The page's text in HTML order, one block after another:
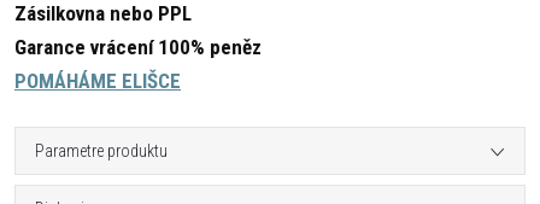
Zásilkovna nebo PPL
Garance vrácení 100% peněz
POMÁHÁME ELIŠCE
Parametre produktu